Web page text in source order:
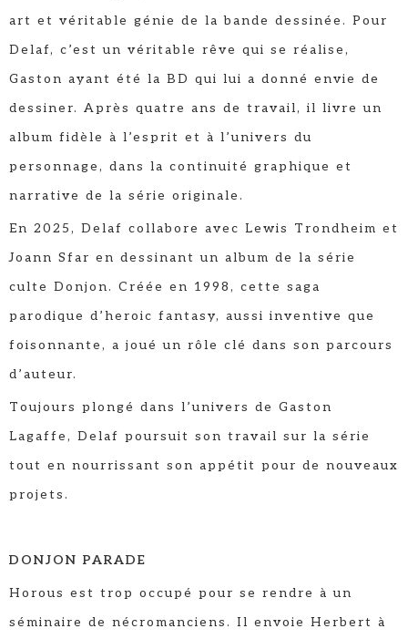
art et véritable génie de la bande dessinée. Pour
Delaf, c’est un véritable rêve qui se réalise,
Gaston ayant été la BD qui lui a donné envie de
dessiner. Après quatre ans de travail, il livre un
album fidèle à l’esprit et à l’univers du
personnage, dans la continuité graphique et
narrative de la série originale.
En 2025, Delaf collabore avec Lewis Trondheim et
Joann Sfar en dessinant un album de la série
culte Donjon. Créée en 1998, cette saga
parodique d’heroic fantasy, aussi inventive que
foisonnante, a joué un rôle clé dans son parcours
d’auteur.
Toujours plongé dans l’univers de Gaston
Lagaffe, Delaf poursuit son travail sur la série
tout en nourrissant son appétit pour de nouveaux
projets.
DONJON PARADE
Horous est trop occupé pour se rendre à un
séminaire de nécromanciens. Il envoie Herbert à